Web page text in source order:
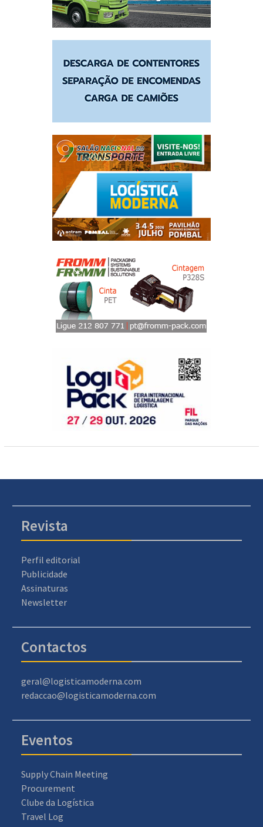
Revista
Perfil editorial
Publicidade
Assinaturas
Newsletter
Contactos
geral@logisticamoderna.com
redaccao@logisticamoderna.com
Eventos
Supply Chain Meeting
Procurement
Clube da Logística
Travel Log